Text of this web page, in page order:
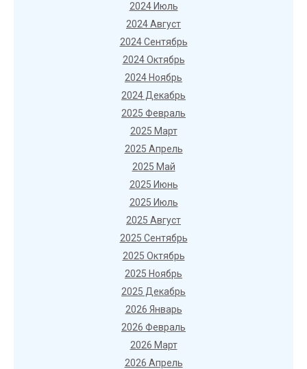
2024 Июль
2024 Август
2024 Сентябрь
2024 Октябрь
2024 Ноябрь
2024 Декабрь
2025 Февраль
2025 Март
2025 Апрель
2025 Май
2025 Июнь
2025 Июль
2025 Август
2025 Сентябрь
2025 Октябрь
2025 Ноябрь
2025 Декабрь
2026 Январь
2026 Февраль
2026 Март
2026 Апрель